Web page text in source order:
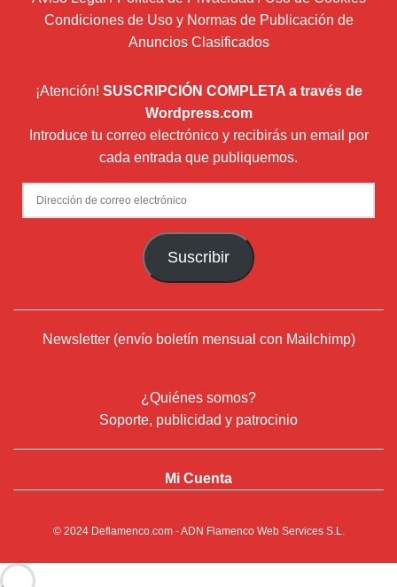
Condiciones de Uso y Normas de Publicación de
Anuncios Clasificados
¡Atención! SUSCRIPCIÓN COMPLETA a través de
Wordpress.com
Introduce tu correo electrónico y recibirás un email por
cada entrada que publiquemos.
Dirección
de
Suscribir
Newsletter (envío boletín mensual con Mailchimp)
¿Quiénes somos?
Soporte, publicidad y patrocinio
Mi Cuenta
© 2024 Deflamenco.com- ADN Flamenco Web Services S.L.